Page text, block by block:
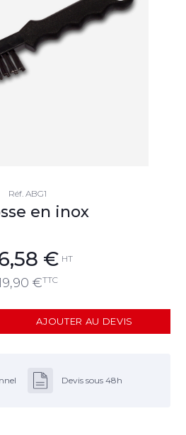
Réf. ABG1
en inox
€ HT
€TTC
AJOUTER AU DEVIS
Devis sous 48h